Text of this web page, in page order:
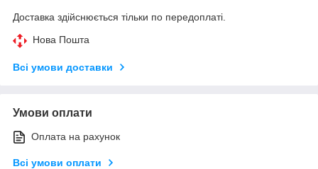
Доставка здійснюється тільки по передоплаті.
Нова Пошта
Всі умови доставки
Умови оплати
Оплата на рахунок
Всі умови оплати